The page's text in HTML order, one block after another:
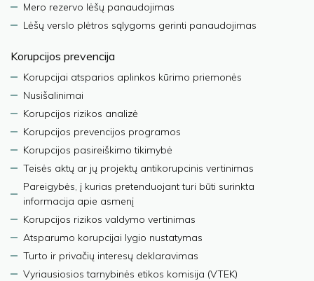
Mero rezervo lėšų panaudojimas
Lėšų verslo plėtros sąlygoms gerinti panaudojimas
Korupcijos prevencija
Korupcijai atsparios aplinkos kūrimo priemonės
Nusišalinimai
Korupcijos rizikos analizė
Korupcijos prevencijos programos
Korupcijos pasireiškimo tikimybė
Teisės aktų ar jų projektų antikorupcinis vertinimas
Pareigybės, į kurias pretenduojant turi būti surinkta
informacija apie asmenį
Korupcijos rizikos valdymo vertinimas
Atsparumo korupcijai lygio nustatymas
Turto ir privačių interesų deklaravimas
Vyriausiosios tarnybinės etikos komisija (VTEK)